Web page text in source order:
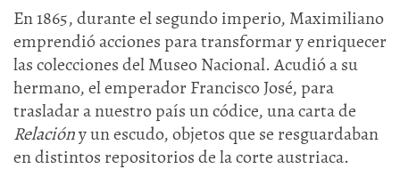
En 1865, durante el segundo imperio, Maximiliano
emprendió acciones para transformar y enriquecer
las colecciones del Museo Nacional. Acudió a su
hermano, el emperador Francisco José, para
trasladar a nuestro país un códice, una carta de
Relacióny un escudo, objetos que se resguardaban
en distintos repositorios de la corte austriaca.